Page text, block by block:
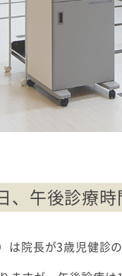
、午後診療
院長が3歳児健診